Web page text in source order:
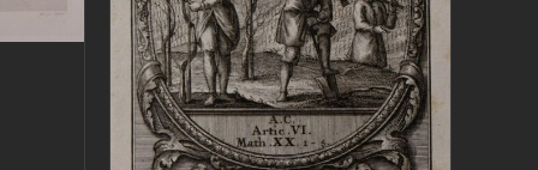
AGGIUNGI AL CARRELLO
/
DETTAGLI